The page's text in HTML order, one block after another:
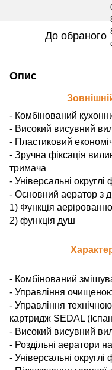
До обраного
Опис
- Комбінований
- Високий висувний
- Пластиковий
- Зручна фіксація
тримача
- Універсальні
- Основний аератор з
1) Функція
2) функція душ
- Комбінований
- Управління
- Управління
картридж SEDAL
- Високий висувний
- Роздільні аератори
- Універсальні